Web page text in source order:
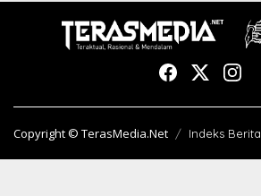
Copyright © TerasMedia.Net Indeks Berita